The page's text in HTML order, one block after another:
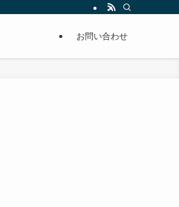
分かりやすくまとめています。
お問い合わせ